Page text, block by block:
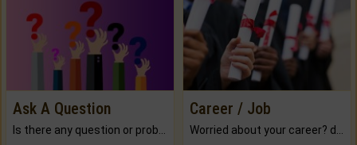
Ask A Question Career / Job